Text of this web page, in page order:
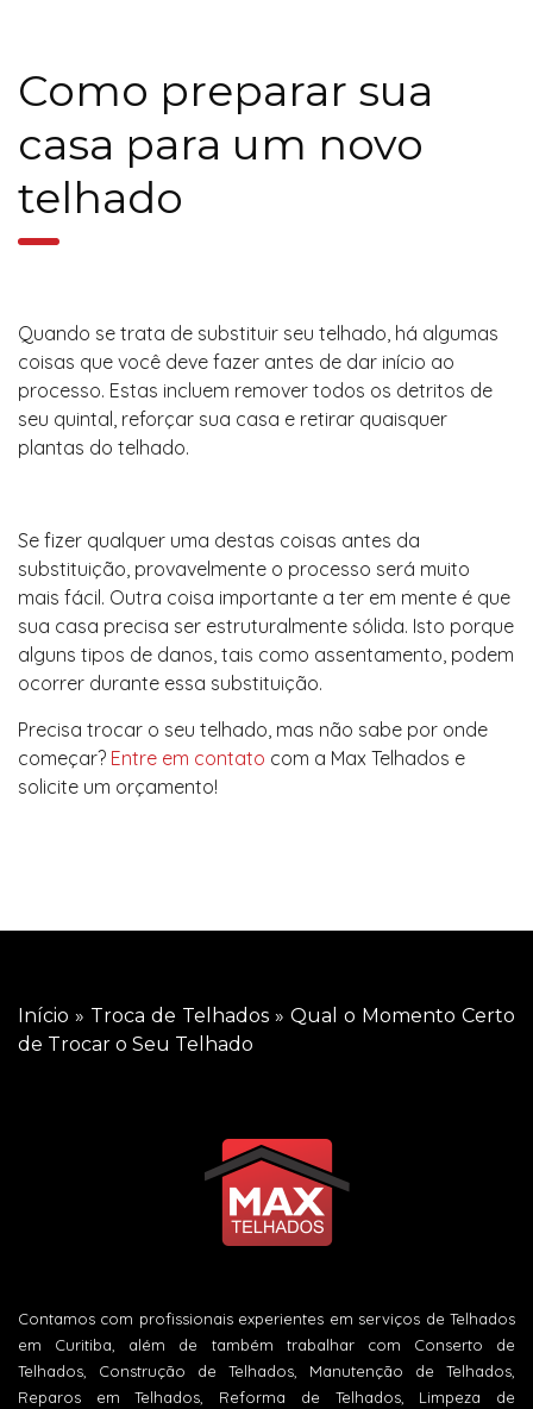
Como preparar sua
casa para um novo
telhado
Quando se trata de substituir seu telhado, há algumas
coisas que você deve fazer antes de dar início ao
processo. Estas incluem remover todos os detritos de
seu quintal, reforçar sua casa e retirar quaisquer
plantas do telhado.
Se fizer qualquer uma destas coisas antes da
substituição, provavelmente o processo será muito
mais fácil. Outra coisa importante a ter em mente é que
sua casa precisa ser estruturalmente sólida. Isto porque
alguns tipos de danos, tais como assentamento, podem
ocorrer durante essa substituição.
Precisa trocar o seu telhado, mas não sabe por onde
começar? Entre em contato com a Max Telhados e
solicite um orçamento!
Início » Troca de Telhados » Qual o Momento Certo
de Trocar o Seu Telhado
Contamos com profissionais experientes em serviços de Telhados
em Curitiba, além de também trabalhar com Conserto de
Telhados, Construção de Telhados, Manutenção de Telhados,
Reparos em Telhados, Reforma de Telhados, Limpeza de